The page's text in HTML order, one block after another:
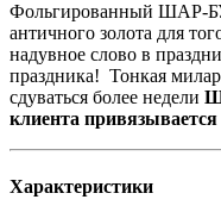
Фольгированный ШАР-
античного золота для
надувное слово в
праздника! Тонкая
сдуваться более недели
клиента привязывается
Характеристики